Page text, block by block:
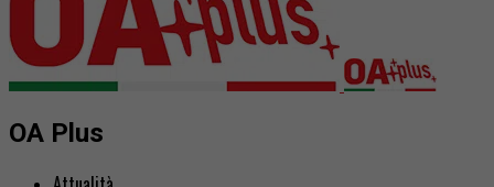
OA Plus